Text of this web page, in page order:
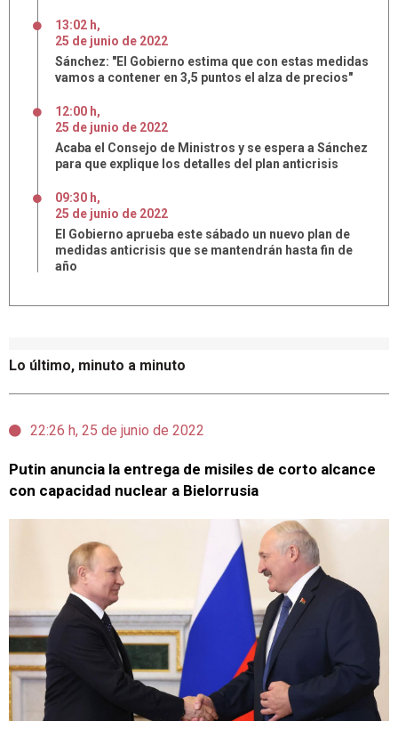
Lo último, minuto a minuto
22:26 h, 25 de junio de 2022
Putin anuncia la entrega de misiles de corto alcance
con capacidad nuclear a Bielorrusia
13:02 h,
25 de junio de 2022
Sánchez: "El Gobierno estima que con estas medidas
vamos a contener en 3,5 puntos el alza de precios"
12:00 h,
25 de junio de 2022
Acaba el Consejo de Ministros y se espera a Sánchez
para que explique los detalles del plan anticrisis
09:30 h,
25 de junio de 2022
El Gobierno aprueba este sábado un nuevo plan de
medidas anticrisis que se mantendrán hasta fin de
año